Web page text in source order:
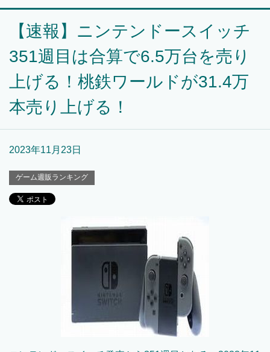
【速報】ニンテンドースイッチ
351週目は合算で6.5万台を売り
上げる！桃鉄ワールドが31.4万
本売り上げる！
2023年11月23日
ゲーム週販ランキング